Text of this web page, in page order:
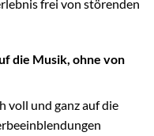
frei von störenden
die Musik, ohne von
voll und ganz auf die